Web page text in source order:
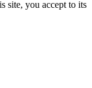
site, you accept to its